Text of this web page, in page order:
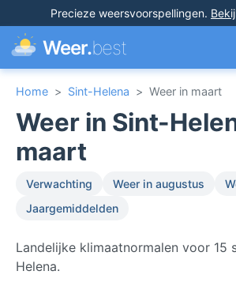
Precieze weersvoorspellingen.
Weer.best
Home > Sint-Helena > Weer in maart
Weer in Sint-
maart
Verwachting Weer in augustus
Jaargemiddelden
Landelijke klimaatnormalen voor 15
Helena.